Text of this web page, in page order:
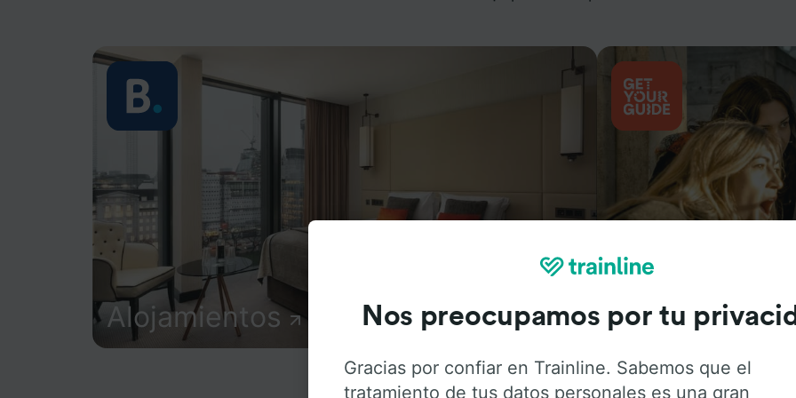
Alojamientos Actividades
Nos preocupamos por tu
Gracias por confiar en Trainline. Sabemos que el
tratamiento de tus datos personales es una gran